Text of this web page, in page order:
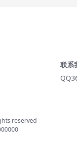
联系
reserved